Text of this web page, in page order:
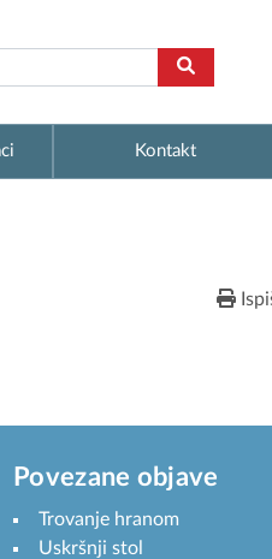
Kontakt
Povezane objave
Trovanje hranom
Uskršnji stol